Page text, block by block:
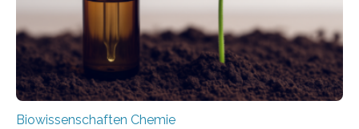
Mückenlarve aus dem Mesozoikum dar, denn…
Biowissenschaften Chemie